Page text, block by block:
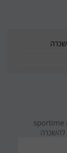
מסלול ריצה sportime